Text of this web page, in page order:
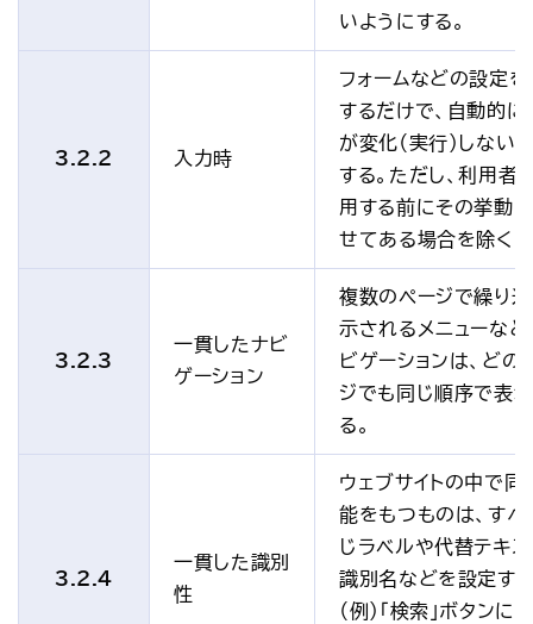
いようにする。
3.2.2 入力時
フォームなどの設定
するだけで、自動的に
が変化（実行）しない
する。ただし、利用者
用する前にその挙動
せてある場合を除く。
3.2.3
一貫したナビ
ゲーション
複数のページで繰り
示されるメニューなど
ビゲーションは、どの
ジでも同じ順序で表
る。
3.2.4
一貫した識別
性
ウェブサイトの中で同
能をもつものは、すべ
じラベルや代替テキス
識別名などを設定する
（例）「検索」ボタンに